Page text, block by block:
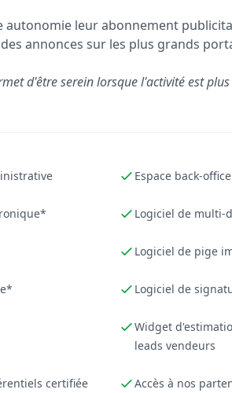
autonomie leur abonnement
annonces sur les plus grands
d'être serein lorsque l'activité est
Espace back-
Logiciel de multi-
Logiciel de pige
Logiciel de
Widget
leads vendeurs
certifiée
Accès à nos